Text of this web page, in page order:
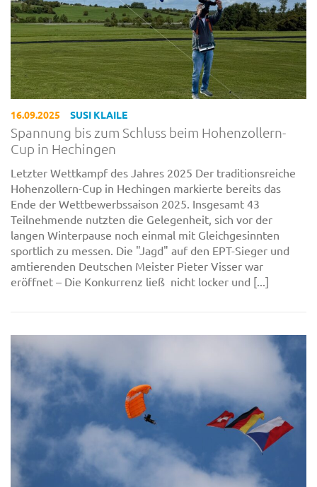
16.09.2025 SUSI KLAILE
Spannung bis zum Schluss beim Hohenzollern-
Cup in Hechingen
Letzter Wettkampf des Jahres 2025 Der traditionsreiche
Hohenzollern-Cup in Hechingen markierte bereits das
Ende der Wettbewerbssaison 2025. Insgesamt 43
Teilnehmende nutzten die Gelegenheit, sich vor der
langen Winterpause noch einmal mit Gleichgesinnten
sportlich zu messen. Die "Jagd" auf den EPT-Sieger und
amtierenden Deutschen Meister Pieter Visser war
eröffnet – Die Konkurrenz ließ nicht locker und [...]